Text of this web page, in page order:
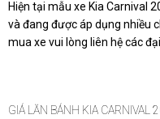
Hiện tại mẫu xe Kia Carnival
và đang được áp dụng nhiều
mua xe vui lòng liên hệ các
GIÁ LĂN BÁNH KIA CARNIVAL